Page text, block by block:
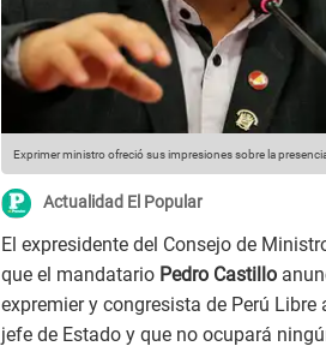
Exprimer ministro ofreció sus impresiones sobre la
Actualidad El Popular
El expresidente del Consejo de
que el mandatario Pedro Castillo
expremier y congresista de Perú
jefe de Estado y que no ocupará